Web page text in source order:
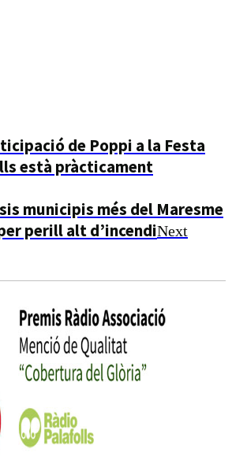
de Poppi a la Festa
està pràcticament
municipis més del Maresme
perill alt d’incendiNext